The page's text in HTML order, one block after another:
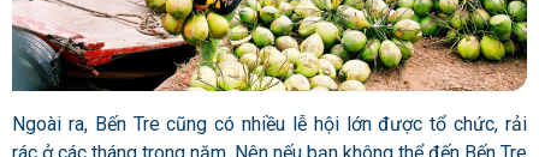
Ngoài ra, Bến Tre cũng có nhiều lễ hội lớn được tổ chức, rải